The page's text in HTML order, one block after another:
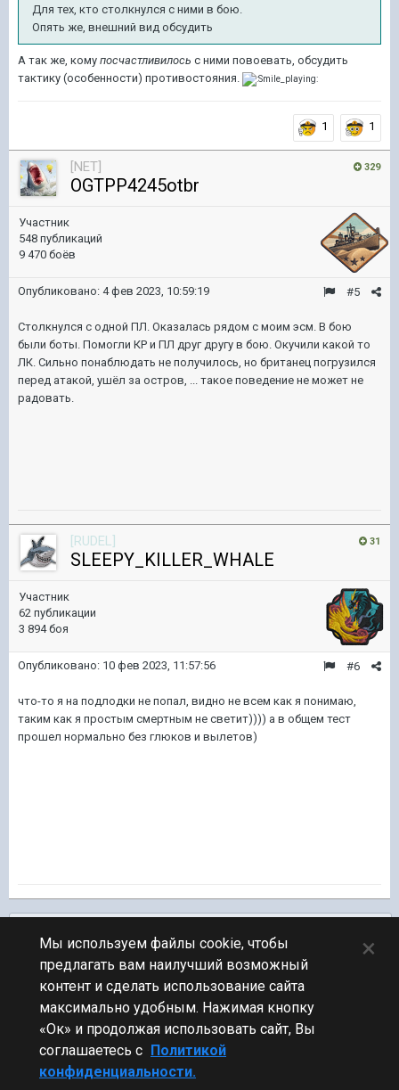
Для тех, кто столкнулся с ними в бою.
Опять же, внешний вид обсудить
А так же, кому посчастливилось с ними повоевать, обсудить
тактику (особенности) противостояния.
1 1
329
[NET]
OGTPP4245otbr
Участник
548 публикаций
9 470 боёв
#5
Опубликовано: 4 фев 2023, 10:59:19
Столкнулся с одной ПЛ. Оказалась рядом с моим эсм. В бою
были боты. Помогли КР и ПЛ друг другу в бою. Окучили какой то
ЛК. Сильно понаблюдать не получилось, но британец погрузился
перед атакой, ушёл за остров, ... такое поведение не может не
радовать.
31
[RUDEL]
SLEEPY_KILLER_WHALE
Участник
62 публикации
3 894 боя
#6
Опубликовано: 10 фев 2023, 11:57:56
что-то я на подлодки не попал, видно не всем как я понимаю,
таким как я простым смертным не светит)))) а в общем тест
прошел нормально без глюков и вылетов)
ПЕРЕЙТИ К СПИСКУ ТЕМ
Общий тест
Стиль
Мы используем файлы cookie, чтобы
предлагать вам наилучший возможный
контент и сделать использование сайта
максимально удобным. Нажимая кнопку
«Ок» и продолжая использовать сайт, Вы
соглашаетесь с Политикой
конфиденциальности.
×